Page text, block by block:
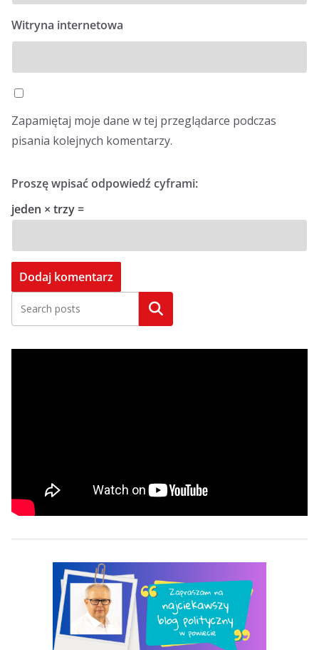
Witryna internetowa
Zapamiętaj moje dane w tej przeglądarce podczas
pisania kolejnych komentarzy.
Proszę wpisać odpowiedź cyframi:
jeden × trzy =
Szukaj